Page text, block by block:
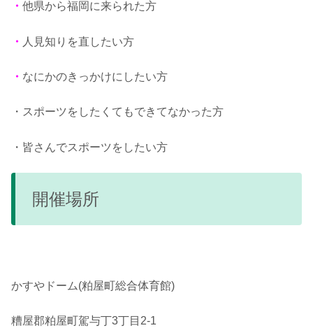
・ 他県から福岡に来られた方
・ 人見知りを直したい方
・ なにかのきっかけにしたい方
・スポーツをしたくてもできてなかった方
・皆さんでスポーツをしたい方
開催場所
かすやドーム(粕屋町総合体育館)
糟屋郡粕屋町駕与丁3丁目2-1